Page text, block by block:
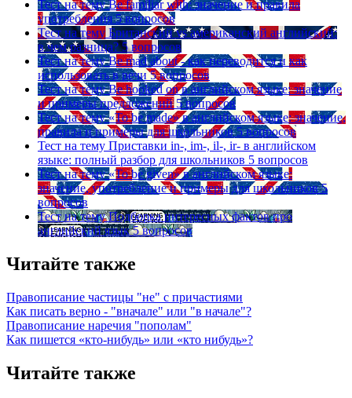
Тест на тему Be familiar with: значение и правила
употребления 5 вопросов
Тест на тему Британский vs американский английский:
в чем разница? 5 вопросов
Тест на тему Be mad about - как переводится и как
использовать в речи 5 вопросов
Тест на тему Be hooked on в английском языке: значение
и примеры предложений 5 вопросов
Тест на тему «To be made» в английском языке: значение,
правила и примеры для школьников 5 вопросов
Тест на тему Приставки in-, im-, il-, ir- в английском
языке: полный разбор для школьников 5 вопросов
Тест на тему «To be given» в английском языке:
значение, употребление и примеры для школьников 5
вопросов
Тест на тему Подборка интересных фактов про
английский язык 5 вопросов
Читайте также
Правописание частицы "не" с причастиями
Как писать верно - "вначале" или "в начале"?
Правописание наречия "пополам"
Как пишется «кто-нибудь» или «кто нибудь»?
Читайте также